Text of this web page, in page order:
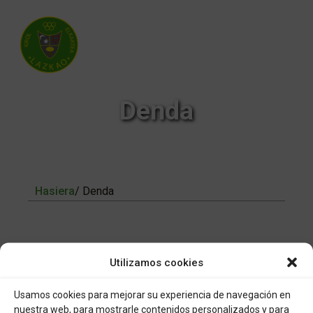
Utilizamos cookies
Usamos cookies para mejorar su experiencia de navegación en
nuestra web, para mostrarle contenidos personalizados y para
Denda
Hasiera/ Denda